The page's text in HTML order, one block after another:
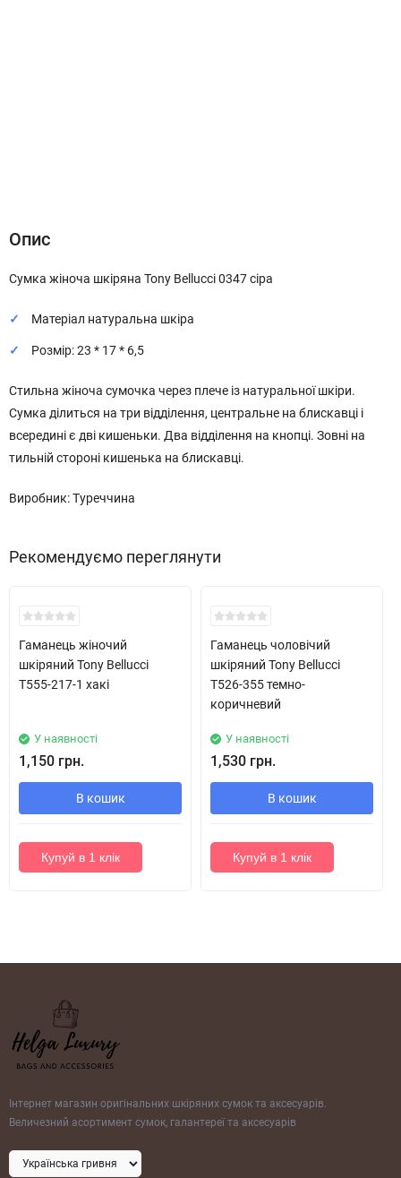
Опис
Сумка жіноча шкіряна Tony Bellucci 0347 сіра
Матеріал натуральна шкіра
Розмір: 23 * 17 * 6,5
Стильна жіноча сумочка через плече із натуральної шкіри.
Сумка ділиться на три відділення, центральне на блискавці і
всередині є дві кишеньки. Два відділення на кнопці. Зовні на
тильній стороні кишенька на блискавці.
Виробник: Туреччина
Рекомендуємо переглянути
Хіт!
Гаманець жіночий
шкіряний Tony Bellucci
T555-217-1 хакі
У наявності
1,150 грн.
В кошик
Купуй в 1 клік
Хіт!
Гаманець чоловічий
шкіряний Tony Bellucci
T526-355 темно-
коричневий
У наявності
1,530 грн.
В кошик
Купуй в 1 клік
Інтернет магазин оригінальних шкіряних сумок та аксесуарів.
Величезний асортимент сумок, галантереї та аксесуарів